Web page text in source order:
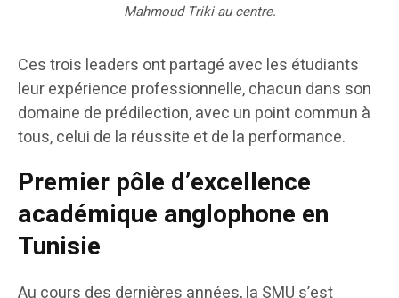
Mahmoud Triki au centre.
Ces trois leaders ont partagé avec les étudiants
leur expérience professionnelle, chacun dans son
domaine de prédilection, avec un point commun à
tous, celui de la réussite et de la performance.
Premier pôle d’excellence
académique anglophone en
Tunisie